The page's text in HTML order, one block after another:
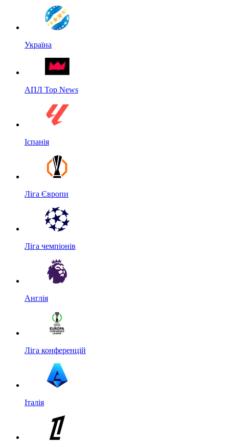
Україна
АПЛ Top News
Іспанія
Ліга Європи
Ліга чемпіонів
Англія
Ліга конференцій
Італія